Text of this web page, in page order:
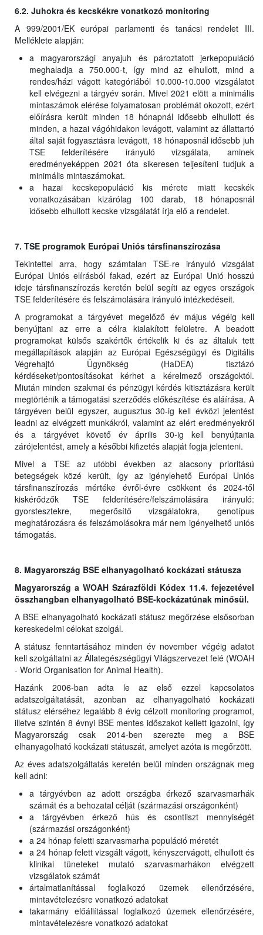
6.2. Juhokra és kecskékre vonatkozó monitoring
A 999/2001/EK európai parlamenti és tanácsi rendelet III.
Melléklete alapján:
a magyarországi anyajuh és pároztatott jerkepopuláció
meghaladja a 750.000-t, így mind az elhullott, mind a
rendes/házi vágott kategóriából 10.000-10.000 vizsgálatot
kell elvégezni a tárgyév során. Mivel 2021 elött a minimális
mintaszámok elérése folyamatosan problémát okozott, ezért
előírásra került minden 18 hónapnál idősebb elhullott és
minden, a hazai vágóhidakon levágott, valamint az állattartó
által saját fogyasztásra levágott, 18 hónaposnál idősebb juh
TSE felderítésére irányuló vizsgálata, aminek
eredményeképpen 2021 óta sikeresen teljesíteni tudjuk a
minimális mintaszámokat.
a hazai kecskepopuláció kis mérete miatt kecskék
vonatkozásában kizárólag 100 darab, 18 hónaposnál
idősebb elhullott kecske vizsgálatát írja elő a rendelet.
7. TSE programok Európai Uniós társfinanszírozása
Tekintettel arra, hogy számtalan TSE-re irányuló vizsgálat
Európai Uniós elírásból fakad, ezért az Európai Unió hosszú
ideje társfinanszírozás keretén belül segíti az egyes országok
TSE felderítésére és felszámolására irányuló intézkedéseit.
A programokat a tárgyévet megelőző év május végéig kell
benyújtani az erre a célra kialakított felületre. A beadott
programokat külsős szakértők értékelik ki és az általuk tett
megállapítások alapján az Európai Egészségügyi és Digitális
Végrehajtó Ügynökség (HaDEA) tisztázó
kérdéseket/pontosításokat kérhet a kérelmező országoktól.
Miután minden szakmai és pénzügyi kérdés kitisztázásra került
megtörténik a támogatási szerződés előkészítése és aláírása. A
tárgyéven belül egyszer, augusztus 30-ig kell évközi jelentést
leadni az elvégzett munkákról, valamint az elért eredményekről
és a tárgyévet követő év április 30-ig kell benyújtania
zárójelentést, amely a későbbi kifizetés alapját fogja jelenteni.
Mivel a TSE az utóbbi években az alacsony prioritású
betegségek közé került, így az igénylehető Európai Uniós
társfinanszírozás mértéke évről-évre csökkent és 2024-től
kiskérődzők TSE felderítésére/felszámolására irányuló:
gyorstesztekre, megerősítő vizsgálatokra, genotípus
meghatározásra és felszámolásokra már nem igényelhető uniós
támogatás.
8. Magyarország BSE elhanyagolható kockázati státusza
Magyarország a WOAH Szárazföldi Kódex 11.4. fejezetével
összhangban elhanyagolható BSE-kockázatúnak minősül.
A BSE elhanyagolható kockázati státusz megőrzése elsősorban
kereskedelmi célokat szolgál.
A státusz fenntartásához minden év november végéig adatot
kell szolgáltatni az Állategészségügyi Világszervezet felé (WOAH
- World Organisation for Animal Health).
Hazánk 2006-ban adta le az első ezzel kapcsolatos
adatszolgáltatását, azonban az elhanyagolható kockázati
státusz elérséhez legalább 8 évig célzott monitoring programot,
illetve szintén 8 évnyi BSE mentes időszakot kellett igazolni, így
Magyarország csak 2014-ben szerezte meg a BSE
elhanyagolható kockázati státuszát, amelyet azóta is megőrzött.
Az éves adatszolgáltatás keretén belül minden országnak meg
kell adni:
a tárgyévben az adott országba érkező szarvasmarhák
számát és a behozatal célját (származási országonként)
a tárgyévben érkező hús és csontliszt mennyiségét
(származási országonként)
a 24 hónap feletti szarvasmarha populáció méretét
a 24 hónap felett vizsgált vágott, kényszervágott, elhullott és
klinikai tüneteket mutató szarvasmarhákon elvégzett
vizsgálatok számát
ártalmatlanítással foglalkozó üzemek ellenőrzésére,
mintavételezésre vonatkozó adatokat
takarmány előállítással foglalkozó üzemek ellenőrzésére,
mintavételezésre vonatkozó adatokat